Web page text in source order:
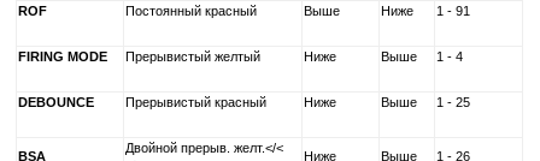
ROF Постоянный красный Выше Ниже 1 - 91
FIRING MODE Прерывистый желтый Ниже Выше 1 - 4
DEBOUNCE Прерывистый красный Ниже Выше 1 - 25
BSA
Двойной прерыв. желт.</<
Ниже Выше 1 - 26